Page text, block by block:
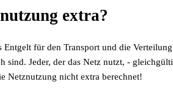
extra?
Entgelt für den Transport und die
sind. Jeder, der das Netz nutzt, -
Netznutzung nicht extra berechnet!